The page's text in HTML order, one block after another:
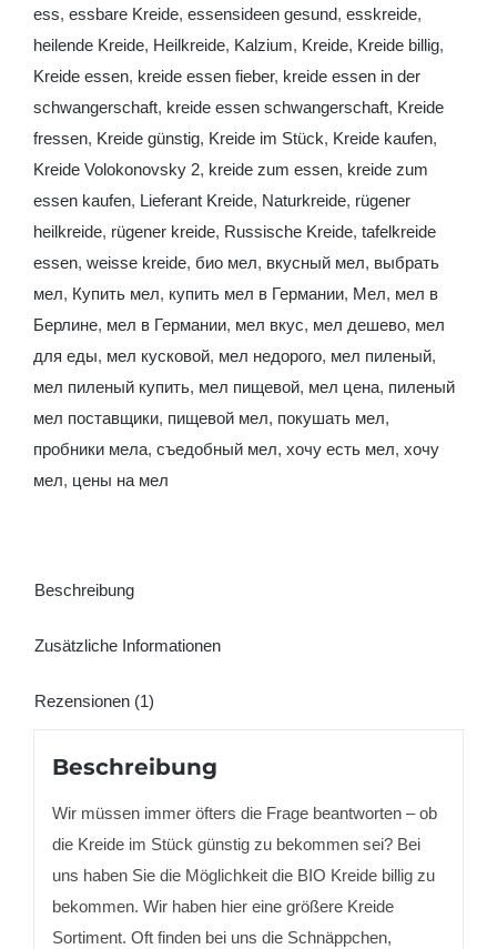
ess, essbare Kreide, essensideen gesund, esskreide,
heilende Kreide, Heilkreide, Kalzium, Kreide, Kreide billig,
Kreide essen, kreide essen fieber, kreide essen in der
schwangerschaft, kreide essen schwangerschaft, Kreide
fressen, Kreide günstig, Kreide im Stück, Kreide kaufen,
Kreide Volokonovsky 2, kreide zum essen, kreide zum
essen kaufen, Lieferant Kreide, Naturkreide, rügener
heilkreide, rügener kreide, Russische Kreide, tafelkreide
essen, weisse kreide, био мел, вкусный мел, выбрать
мел, Купить мел, купить мел в Германии, Мел, мел в
Берлине, мел в Германии, мел вкус, мел дешево, мел
для еды, мел кусковой, мел недорого, мел пиленый,
мел пиленый купить, мел пищевой, мел цена, пиленый
мел поставщики, пищевой мел, покушать мел,
пробники мела, съедобный мел, хочу есть мел, хочу
мел, цены на мел
Beschreibung
Zusätzliche Informationen
Rezensionen (1)
Beschreibung
Wir müssen immer öfters die Frage beantworten – ob
die Kreide im Stück günstig zu bekommen sei? Bei
uns haben Sie die Möglichkeit die BIO Kreide billig zu
bekommen. Wir haben hier eine größere Kreide
Sortiment. Oft finden bei uns die Schnäppchen,